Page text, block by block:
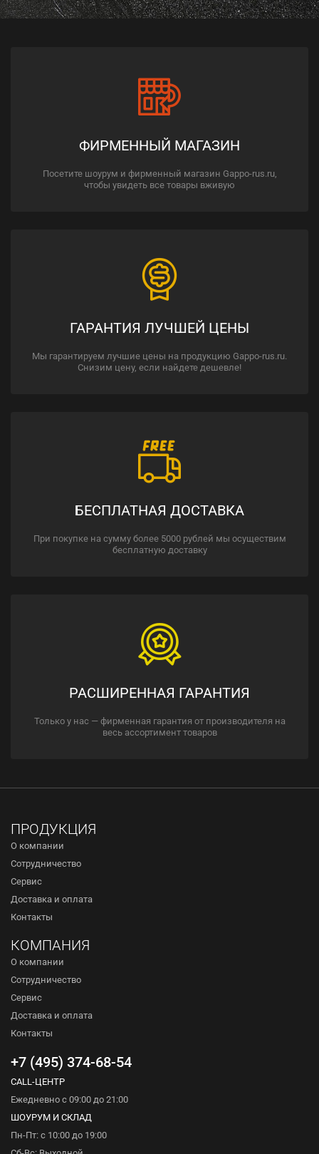
ФИРМЕННЫЙ МАГАЗИН
Посетите шоурум и фирменный магазин Gappo-rus.ru,
чтобы увидеть все товары вживую
ГАРАНТИЯ ЛУЧШЕЙ ЦЕНЫ
Мы гарантируем лучшие цены на продукцию Gappo-rus.ru.
Снизим цену, если найдете дешевле!
БЕСПЛАТНАЯ ДОСТАВКА
При покупке на сумму более 5000 рублей мы осуществим
бесплатную доставку
РАСШИРЕННАЯ ГАРАНТИЯ
Только у нас — фирменная гарантия от производителя на
весь ассортимент товаров
ПРОДУКЦИЯ
О компании
Сотрудничество
Сервис
Доставка и оплата
Контакты
КОМПАНИЯ
О компании
Сотрудничество
Сервис
Доставка и оплата
Контакты
+7 (495) 374-68-54
CALL-ЦЕНТР
Ежедневно с 09:00 до 21:00
ШОУРУМ И СКЛАД
Пн-Пт: с 10:00 до 19:00